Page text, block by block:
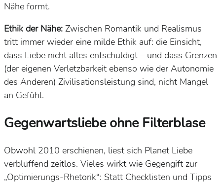
Nähe formt.
Ethik der Nähe: Zwischen Romantik und Realismus
tritt immer wieder eine milde Ethik auf: die Einsicht,
dass Liebe nicht alles entschuldigt – und dass Grenzen
(der eigenen Verletzbarkeit ebenso wie der Autonomie
des Anderen) Zivilisationsleistung sind, nicht Mangel
an Gefühl.
Gegenwartsliebe ohne Filterblase
Obwohl 2010 erschienen, liest sich Planet Liebe
verblüffend zeitlos. Vieles wirkt wie Gegengift zur
„Optimierungs-Rhetorik“: Statt Checklisten und Tipps